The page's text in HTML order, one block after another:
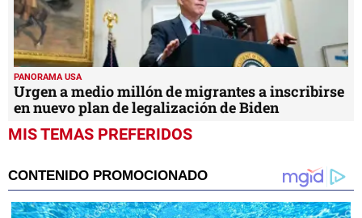
PANORAMA USA
Urgen a medio millón de migrantes a inscribirse
en nuevo plan de legalización de Biden
MIS TEMAS PREFERIDOS